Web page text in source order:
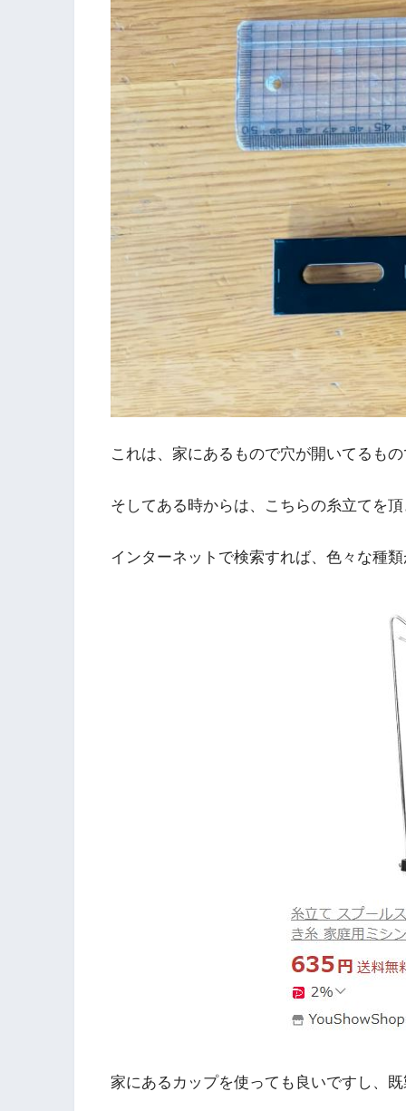
これは、家にあるもので穴が開いてるも
そしてある時からは、こちらの糸立てを
インターネットで検索すれば、色々な種
家にあるカップを使っても良いですし、